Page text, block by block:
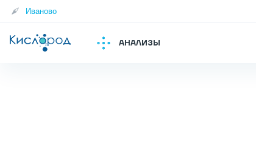
Иваново
АНАЛИЗЫ